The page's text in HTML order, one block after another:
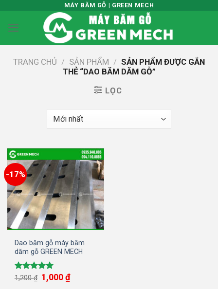
content
MÁY BĂM GỖ | GREEN MECH
TRANG CHỦ / SẢN PHẨM / SẢN PHẨM ĐƯỢC GẮN
THẺ “DAO BĂM DĂM GỖ”
LỌC
-17%
Dao băm gỗ máy băm
dăm gỗ GREEN MECH
Được xếp
5.00
1,200₫ Giá
gốc
1,000₫Giá
hiện